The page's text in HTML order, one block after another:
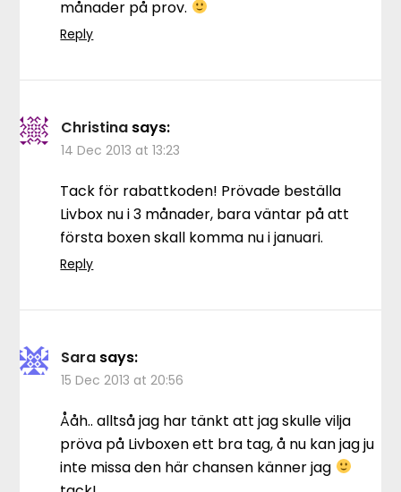
månader på prov.
Reply
Christina says:
14 Dec 2013 at 13:23
Tack för rabattkoden! Prövade beställa
Livbox nu i 3 månader, bara väntar på att
första boxen skall komma nu i januari.
Reply
Sara says:
15 Dec 2013 at 20:56
Ååh.. alltså jag har tänkt att jag skulle vilja
pröva på Livboxen ett bra tag, å nu kan jag ju
inte missa den här chansen känner jag